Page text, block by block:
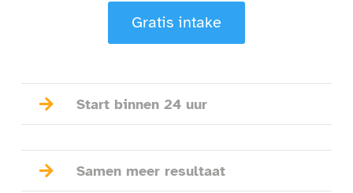
Gratis intake
 Start binnen 24 uur
 Samen meer resultaat